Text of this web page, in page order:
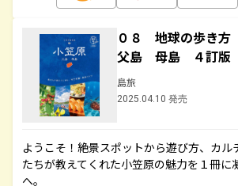
０８ 地球の歩き
父島 母島 ４訂版
島旅
2025.04.10 発売
ようこそ！絶景スポットから遊び方、カル
たちが教えてくれた小笠原の魅力を１冊に
へ。